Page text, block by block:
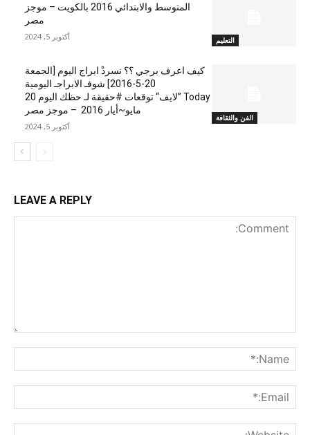
التعليم
المتوسط والابتدائي 2016 بالكويت – موجز
مصر
أكتوبر 5, 2024
الفن والثقافة
كيف اعرف برجي ؟؟ نسردْ ابراج اليوم [الجمعة
20-5-2016] شوفـ الابراجـ اليومية
Today ”لايف“ توقعات #حقيقة لـ حظك اليوم 20
مايو~أيار 2016 – موجز مصر
أكتوبر 5, 2024
LEAVE A REPLY